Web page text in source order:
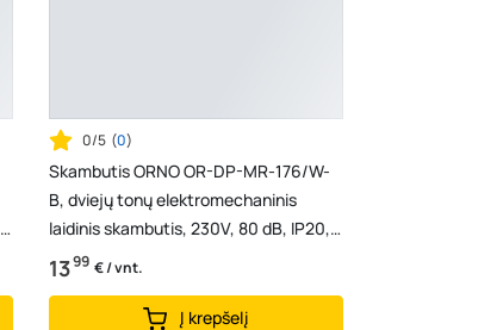
0/5 (0)
Skambutis ORNO OR-DP-MR-176/W-
B, dviejų tonų elektromechaninis
laidinis skambutis, 230V, 80 dB, IP20,
105x170x45mm, juod...
1399 € / vnt.
Į krepšelį